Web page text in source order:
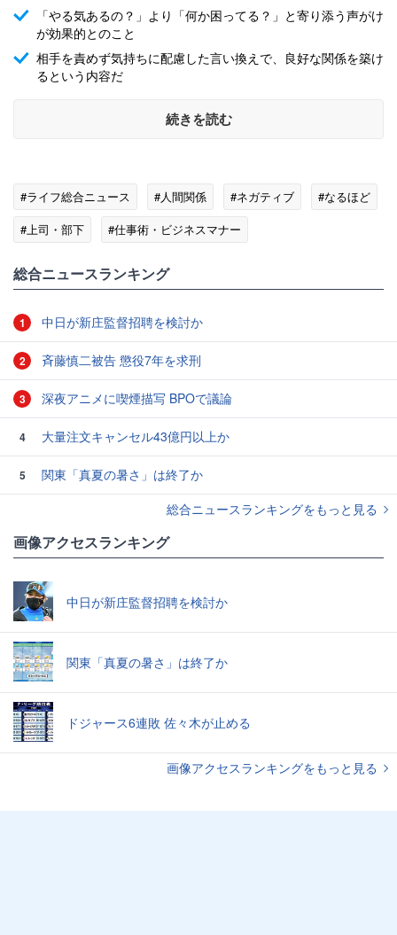
「やる気あるの？」より「何か困ってる？」と寄り添う声がけ
が効果的とのこと
相手を責めず気持ちに配慮した言い換えで、良好な関係を築け
るという内容だ
続きを読む
#ライフ総合ニュース #人間関係 #ネガティブ
#なるほど
#上司・部下
#仕事術・ビジネスマナー
総合ニュースランキング
1 中日が新庄監督招聘を検討か
2 斉藤慎二被告 懲役7年を求刑
3 深夜アニメに喫煙描写 BPOで議論
4 大量注文キャンセル43億円以上か
5
関東「真夏の暑さ」は終了か
総合ニュースランキングをもっと見る
画像アクセスランキング
中日が新庄監督招聘を検討か
関東「真夏の暑さ」は終了か
ドジャース6連敗 佐々木が止める
画像アクセスランキングをもっと見る